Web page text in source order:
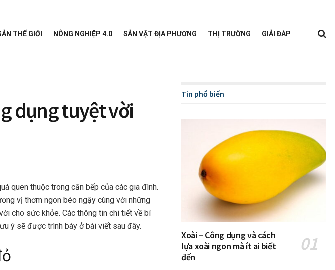
THẾ GIỚI NÔNG NGHIỆP 4.0 SẢN VẬT ĐỊA PHƯƠNG THỊ TRƯỜNG GIẢI ĐÁP
dụng tuyệt vời
quen thuộc trong căn bếp của các gia đình.
vị thơm ngon béo ngậy cùng với những
cho sức khỏe. Các thông tin chi tiết về bí
ý sẽ được trình bày ở bài viết sau đây.
Tin phổ biến
Xoài – Công dụng và cách
lựa xoài ngon mà ít ai biết
đến